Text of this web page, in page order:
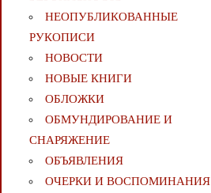
НЕОПУБЛИКОВАННЫЕ
РУКОПИСИ
НОВОСТИ
НОВЫЕ КНИГИ
ОБЛОЖКИ
ОБМУНДИРОВАНИЕ И
СНАРЯЖЕНИЕ
ОБЪЯВЛЕНИЯ
ОЧЕРКИ И ВОСПОМИНАНИЯ